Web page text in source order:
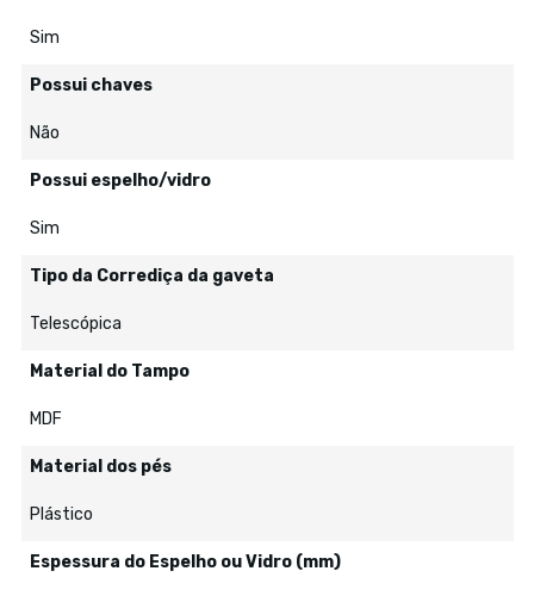
Sim
Possui chaves
Não
Possui espelho/vidro
Sim
Tipo da Corrediça da gaveta
Telescópica
Material do Tampo
MDF
Material dos pés
Plástico
Espessura do Espelho ou Vidro (mm)